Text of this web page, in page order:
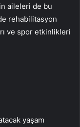
aileleri de bu
rehabilitasyon
ve spor etkinlikleri
yaşam